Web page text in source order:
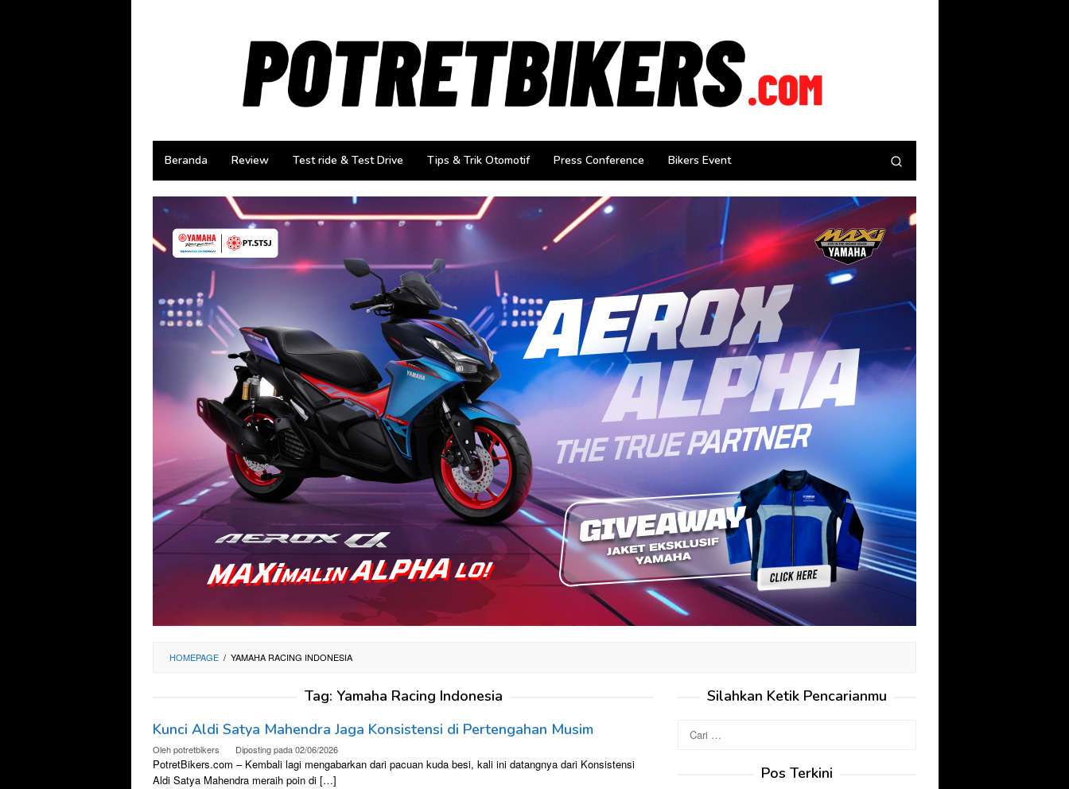
Beranda Review Test ride & Test Drive Tips & Trik Otomotif Press Conference Bikers Event
HOMEPAGE / YAMAHA RACING INDONESIA
Tag: Yamaha Racing Indonesia
Kunci Aldi Satya Mahendra Jaga Konsistensi di Pertengahan Musim
Olehpotretbikers Diposting pada02/06/2026
PotretBikers.com – Kembali lagi mengabarkan dari pacuan kuda besi, kali ini datangnya dari Konsistensi
Aldi Satya Mahendra meraih poin di […]
Silahkan Ketik Pencarianmu
untuk:
Pos Terkini